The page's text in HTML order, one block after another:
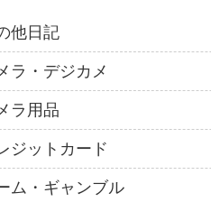
他日記
ラ・デジカメ
ラ用品
ジットカード
ム・ギャンブル